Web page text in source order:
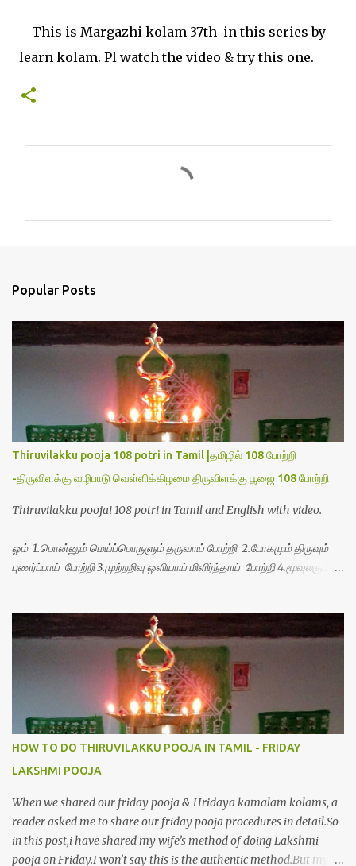
This is Margazhi kolam 37th in this series by
learn kolam. Pl watch the video & try this one.
s
Popular Posts
Thiruvilakku pooja 108 potri in Tamil |தமிழில் 108 போற்றி
-திருவிளக்கு வழிபாடு வெள்ளிக்கிழமை திருவிளக்கு பூஜை 108 போற்றி
Thiruvilakku poojai 108 potri in Tamil and English with video.
ஓம் 1.பொன்னும் மெய்ப்பொருளும் தருவாய் போற்றி 2.போகமும் திருவும்
புணர்ப்பாய் போற்றி 3.முற்றறிவு ஒளியாய் மிளிர்ந்தாய் போற்றி 4.மூவுலகும்
8.பிறர்வயமாகா பெரியோய் போற்றி 9.பேரின்பப் பெருக்காய் பொலிந்தாய்
போற்றி 10.பேரருட்கடலாம் பேரரு...
HOW TO DO THIRUVILAKKU POOJA IN TAMIL - FRIDAY
LAKSHMI POOJA
When we shared our friday pooja & Hridaya kamalam kolams, a
reader asked me to share our friday pooja procedures in detail.So
in this post,i have shared my wife’s method of doing Lakshmi
pooja on Friday.I won’t say this is the authentic method.But my